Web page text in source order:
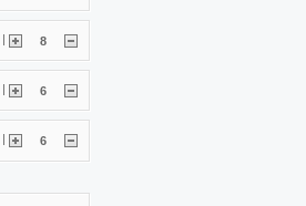
| 8
| 6
| 6